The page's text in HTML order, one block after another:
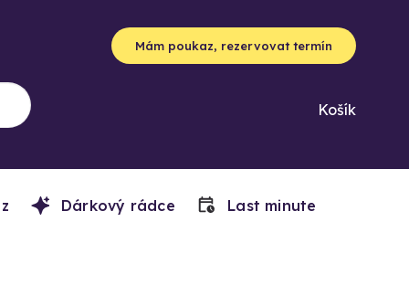
Mám poukaz, rezervovat termín
Košík
Dárkový rádce Last minute